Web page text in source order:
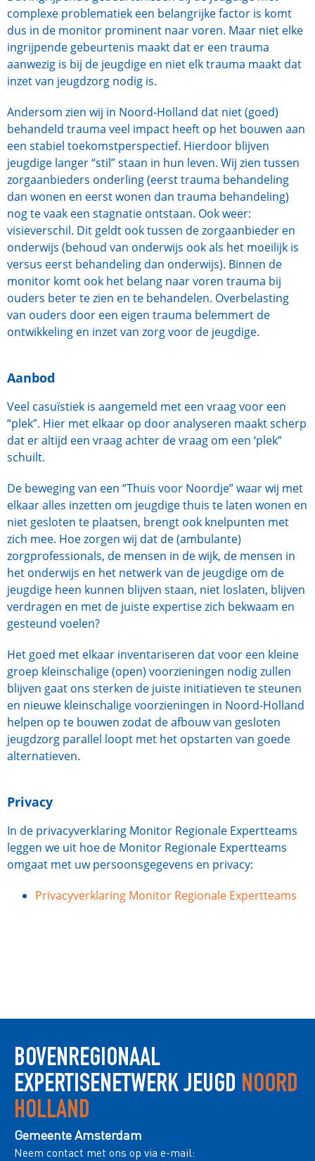
complexe problematiek een belangrijke factor is komt
dus in de monitor prominent naar voren. Maar niet elke
ingrijpende gebeurtenis maakt dat er een trauma
aanwezig is bij de jeugdige en niet elk trauma maakt dat
inzet van jeugdzorg nodig is.
Andersom zien wij in Noord-Holland dat niet (goed)
behandeld trauma veel impact heeft op het bouwen aan
een stabiel toekomstperspectief. Hierdoor blijven
jeugdige langer “stil” staan in hun leven. Wij zien tussen
zorgaanbieders onderling (eerst trauma behandeling
dan wonen en eerst wonen dan trauma behandeling)
nog te vaak een stagnatie ontstaan. Ook weer:
visieverschil. Dit geldt ook tussen de zorgaanbieder en
onderwijs (behoud van onderwijs ook als het moeilijk is
versus eerst behandeling dan onderwijs). Binnen de
monitor komt ook het belang naar voren trauma bij
ouders beter te zien en te behandelen. Overbelasting
van ouders door een eigen trauma belemmert de
ontwikkeling en inzet van zorg voor de jeugdige.
Aanbod
Veel casuïstiek is aangemeld met een vraag voor een
“plek”. Hier met elkaar op door analyseren maakt scherp
dat er altijd een vraag achter de vraag om een ‘plek”
schuilt.
De beweging van een “Thuis voor Noordje” waar wij met
elkaar alles inzetten om jeugdige thuis te laten wonen en
niet gesloten te plaatsen, brengt ook knelpunten met
zich mee. Hoe zorgen wij dat de (ambulante)
zorgprofessionals, de mensen in de wijk, de mensen in
het onderwijs en het netwerk van de jeugdige om de
jeugdige heen kunnen blijven staan, niet loslaten, blijven
verdragen en met de juiste expertise zich bekwaam en
gesteund voelen?
Het goed met elkaar inventariseren dat voor een kleine
groep kleinschalige (open) voorzieningen nodig zullen
blijven gaat ons sterken de juiste initiatieven te steunen
en nieuwe kleinschalige voorzieningen in Noord-Holland
helpen op te bouwen zodat de afbouw van gesloten
jeugdzorg parallel loopt met het opstarten van goede
alternatieven.
Privacy
In de privacyverklaring Monitor Regionale Expertteams
leggen we uit hoe de Monitor Regionale Expertteams
omgaat met uw persoonsgegevens en privacy:
Privacyverklaring Monitor Regionale Expertteams
BOVENREGIONAAL
EXPERTISENETWERK JEUGD NOORD
HOLLAND
Gemeente Amsterdam
Neem contact met ons op via e-mail: